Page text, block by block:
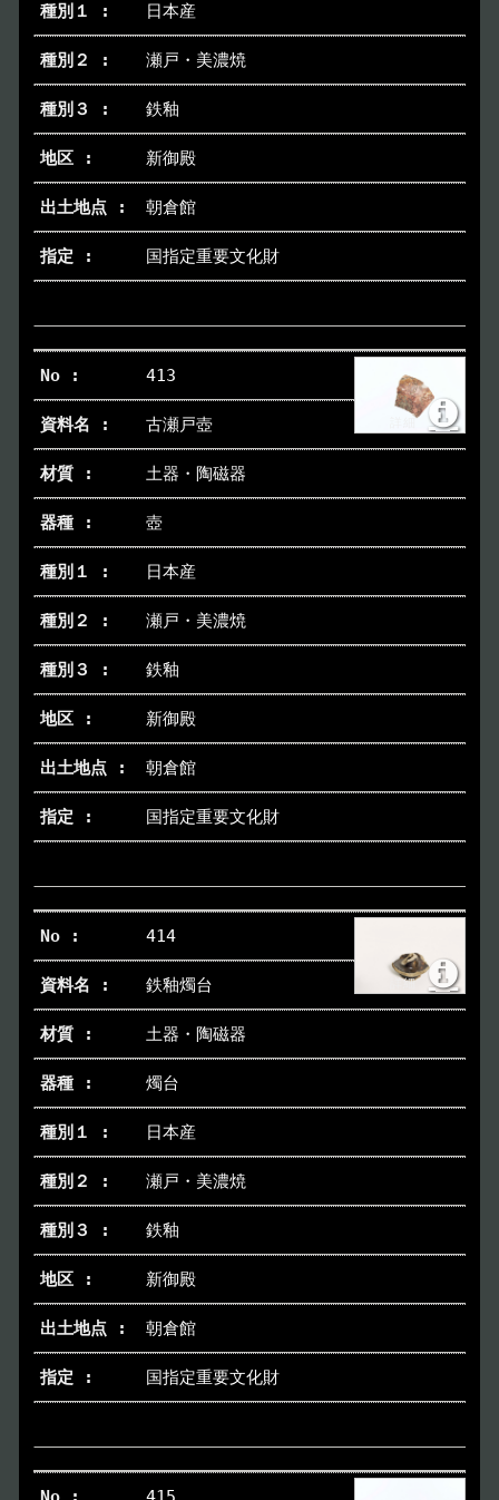
イベント
デジタルアーカイブ
その他のご案内 Others
日本産
瀬戸・美濃焼
鉄釉
新御殿
朝倉館
国指定重要文化財
413
古瀬戸壺
土器・陶磁器
壺
日本産
瀬戸・美濃焼
鉄釉
新御殿
朝倉館
国指定重要文化財
414
鉄釉燭台
土器・陶磁器
燭台
日本産
瀬戸・美濃焼
鉄釉
新御殿
朝倉館
国指定重要文化財